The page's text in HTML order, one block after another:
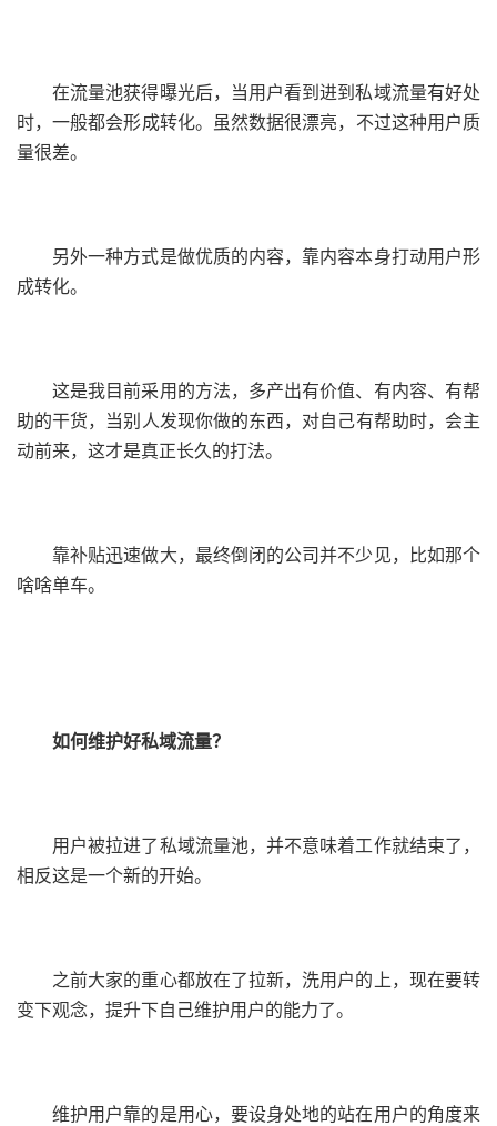
在流量池获得曝光后，当用户看到进到私域流量有好处
时，一般都会形成转化。虽然数据很漂亮，不过这种用户质
量很差。
另外一种方式是做优质的内容，靠内容本身打动用户形
成转化。
这是我目前采用的方法，多产出有价值、有内容、有帮
助的干货，当别人发现你做的东西，对自己有帮助时，会主
动前来，这才是真正长久的打法。
靠补贴迅速做大，最终倒闭的公司并不少见，比如那个
啥啥单车。
如何维护好私域流量？
用户被拉进了私域流量池，并不意味着工作就结束了，
相反这是一个新的开始。
之前大家的重心都放在了拉新，洗用户的上，现在要转
变下观念，提升下自己维护用户的能力了。
维护用户靠的是用心，要设身处地的站在用户的角度来